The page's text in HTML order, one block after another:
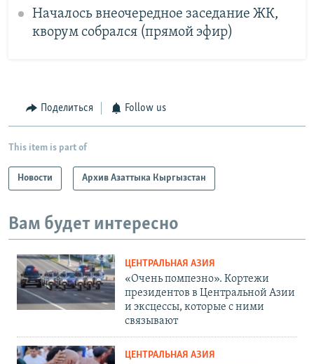
Началось внеочередное заседание ЖК,
кворум собрался (прямой эфир)
Поделиться Follow us
This item is part of
Новости Архив Азаттыка Кыргызстан
Вам будет интересно
ЦЕНТРАЛЬНАЯ АЗИЯ
«Очень помпезно». Кортежи
президентов в Центральной Азии
и эксцессы, которые с ними
связывают
ЦЕНТРАЛЬНАЯ АЗИЯ